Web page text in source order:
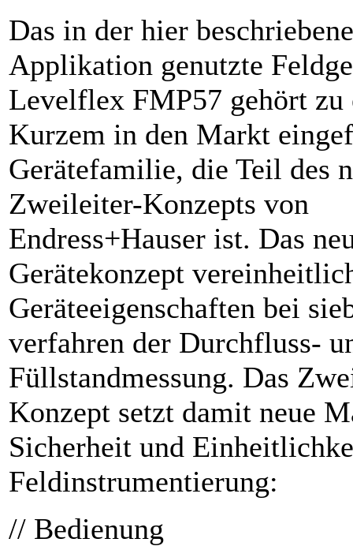
Das in der hier
Applikation genutzte
Levelflex FMP57 gehört zu
Kurzem in den Markt
Gerätefamilie, die Teil des
Zweileiter-Konzepts von
Endress+Hauser ist. Das
Gerätekonzept
Geräteeigenschaften bei
verfahren der Durchfluss-
Füllstandmessung. Das
Konzept setzt damit neue
Sicherheit und
Feldinstrumentierung:
// Bedienung